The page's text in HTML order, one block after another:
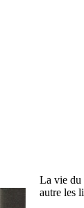
La vie du
autre les